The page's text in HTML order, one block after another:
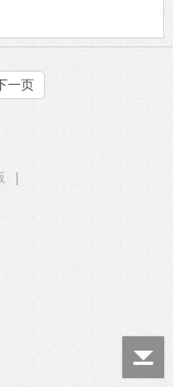
一页